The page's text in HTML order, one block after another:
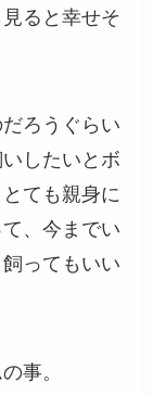
ると幸せそ
ろうぐらい
したいとボ
ても親身に
、今までい
ってもいい
事。